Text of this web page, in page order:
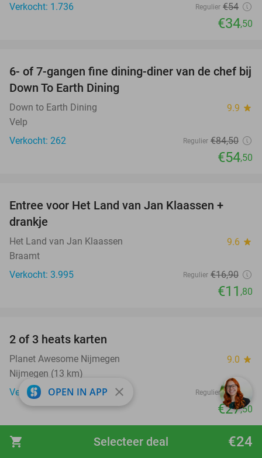
shopping_cart €24
Selecteer deal
Verkocht: 1.736
Regulier €54
€34,50
36%
6- of 7-gangen fine dining-diner van de chef bij
Down To Earth Dining
Down to Earth Dining 9.9 star
Velp
Verkocht: 262
Regulier €84,50
€54,50
Entree voor Het Land van Jan Klaassen +
drankje
Het Land van Jan Klaassen 9.6 star
Braamt
Verkocht: 3.995
Regulier €16,90
€11 ,80
2 of 3 heats karten
Planet Awesome Nijmegen 9.0 star
Nijmegen (13 km)
Verkocht: 1.754
Regulier €39
€27,50
favorite_border
OPEN IN APP close